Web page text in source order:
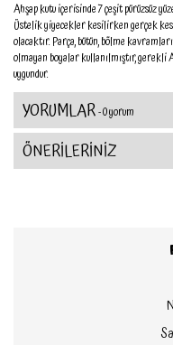
Ahşap kutu içerisinde 7 çeşit pürüzsüz
Üstelik yiyecekler kesilirken gerçek
olacaktır. Parça, bütün, bölme
olmayan boyalar kullanılmıştır,
uygundur.
YORUMLAR- 0 yorum
ÖNERİLERİNİZ